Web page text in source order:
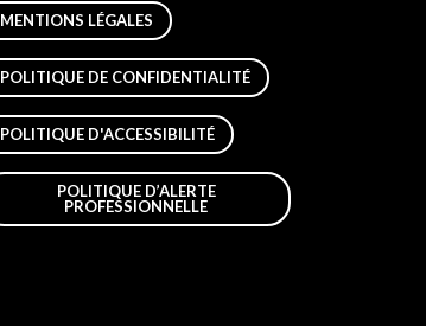
MENTIONS LÉGALES
POLITIQUE DE CONFIDENTIALITÉ
POLITIQUE D'ACCESSIBILITÉ
POLITIQUE D’ALERTE
PROFESSIONNELLE